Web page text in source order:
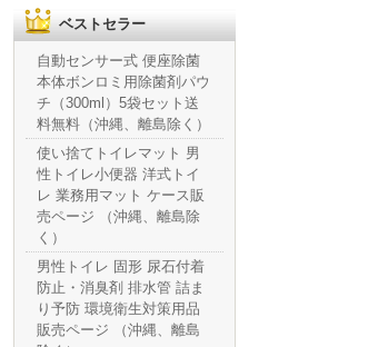
ベストセラー
自動センサー式 便座除菌
本体ボンロミ用除菌剤パウ
チ（300ml）5袋セット送
料無料（沖縄、離島除く）
使い捨てトイレマット 男
性トイレ小便器 洋式トイ
レ 業務用マット ケース販
売ページ （沖縄、離島除
く）
男性トイレ 固形 尿石付着
防止・消臭剤 排水管 詰ま
り予防 環境衛生対策用品
販売ページ （沖縄、離島